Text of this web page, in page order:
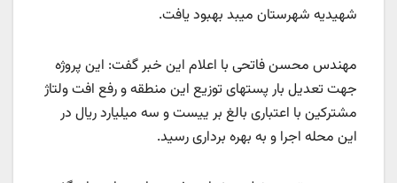
شهیدیه شهرستان میبد بهبود یافت.
مهندس محسن فاتحی با اعلام این خبر گفت: این پروژه
جهت تعدیل بار پستهای توزیع این منطقه و رفع افت ولتاژ
مشترکین با اعتباری بالغ بر ییست و سه میلیارد ریال در
این محله اجرا و به بهره برداری رسید.